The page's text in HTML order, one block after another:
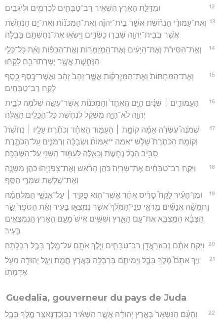
12 וּמִדַּלַּ֣ת הָאָ֔רֶץ הִשְׁאִ֖יר רַב־טַבָּחִ֑ים לְכֹֽרְמִ֖ים וּלְיֹגְבִֽים׃
13 וְאֶת־עַמּוּדֵ֨י הַנְּחֹ֜שֶׁת אֲשֶׁ֣ר בֵּית־יְהוָ֗ה וְֽאֶת־הַמְּכֹנ֞וֹת וְאֶת־יָ֧ם הַנְּחֹ֛שֶׁת
אֲשֶׁ֥ר בְּבֵית־יְהוָ֖ה שִׁבְּר֣וּ כַשְׂדִּ֑ים וַיִּשְׂא֥וּ אֶת־נְחֻשְׁתָּ֖ם בָּבֶֽלָה׃
14
וְאֶת־הַסִּירֹ֨ת וְאֶת־הַיָּעִ֜ים וְאֶת־הַֽמְזַמְּר֣וֹת וְאֶת־הַכַּפּ֗וֹת וְאֵ֨ת כָּל־כְּלֵ֧י
הַנְּחֹ֛שֶׁת אֲשֶׁ֥ר יְשָֽׁרְתוּ־בָ֖ם לָקָֽחוּ׃
15
וְאֶת־הַמַּחְתּוֹת֙ וְאֶת־הַמִּזְרָק֗וֹת אֲשֶׁ֤ר זָהָב֙ זָהָ֔ב וַאֲשֶׁר־כֶּ֖סֶף כָּ֑סֶף
לָקַ֖ח רַב־טַבָּחִֽים׃
16
הָעַמּוּדִ֣ים ׀ שְׁנַ֗יִם הַיָּ֤ם הָֽאֶחָד֙ וְהַמְּכֹנ֔וֹת אֲשֶׁר־עָשָׂ֥ה שְׁלֹמֹ֖ה לְבֵ֣ית
יְהוָ֑ה לֹא־הָיָ֣ה מִשְׁקָ֔ל לִנְחֹ֖שֶׁת כָּל־הַכֵּלִ֥ים הָאֵֽלֶּה׃
17
שְׁמֹנֶה֩ עֶשְׂרֵ֨ה אַמָּ֜ה קוֹמַ֣ת ׀ הָעַמּ֣וּד הָאֶחָ֗ד וְכֹתֶ֨רֶת עָלָ֥יו ׀ נְחֹשֶׁת֮
וְקוֹמַ֣ת הַכֹּתֶרֶת֮ שָׁלֹ֣שׁ *אמה **אַמּוֹת֒ וּשְׂבָכָ֨ה וְרִמֹּנִ֧ים עַֽל־הַכֹּתֶ֛רֶת
סָבִ֖יב הַכֹּ֣ל נְחֹ֑שֶׁת וְכָאֵ֛לֶּה לַֽעַמּ֥וּד הַשֵּׁנִ֖י עַל־הַשְּׂבָכָֽה׃
18
וַיִּקַּ֣ח רַב־טַבָּחִ֗ים אֶת־שְׂרָיָה֙ כֹּהֵ֣ן הָרֹ֔אשׁ וְאֶת־צְפַנְיָ֖הוּ כֹּהֵ֣ן מִשְׁנֶ֑ה
וְאֶת־שְׁלֹ֖שֶׁת שֹׁמְרֵ֥י הַסַּֽף׃
19
וּמִן־הָעִ֡יר לָקַח֩ סָרִ֨יס אֶחָ֜ד אֲ‍ֽשֶׁר־ה֥וּא פָקִ֣יד ׀ עַל־אַנְשֵׁ֣י הַמִּלְחָמָ֗ה
וַחֲמִשָּׁ֨ה אֲנָשִׁ֜ים מֵרֹאֵ֤י פְנֵֽי־הַמֶּ֙לֶךְ֙ אֲשֶׁ֣ר נִמְצְא֣וּ בָעִ֔יר וְאֵ֗ת הַסֹּפֵר֙ שַׂ֣ר
הַצָּבָ֔א הַמַּצְבִּ֖א אֶת־עַ֣ם הָאָ֑רֶץ וְשִׁשִּׁ֥ים אִישׁ֙ מֵעַ֣ם הָאָ֔רֶץ הַֽנִּמְצְאִ֖ים
בָּעִֽיר׃
20 וַיִּקַּ֣ח אֹתָ֔ם נְבוּזַרְאֲדָ֖ן רַב־טַבָּחִ֑ים וַיֹּ֧לֶךְ אֹתָ֛ם עַל־מֶ֥לֶךְ בָּבֶ֖ל רִבְלָֽתָה׃
21
וַיַּ֣ךְ אֹתָם֩ מֶ֨לֶךְ בָּבֶ֧ל וַיְמִיתֵ֛ם בְּרִבְלָ֖ה בְּאֶ֣רֶץ חֲמָ֑ת וַיִּ֥גֶל יְהוּדָ֖ה מֵעַ֥ל
אַדְמָתֽוֹ׃
Guedalia, gouverneur du pays de Juda
22
וְהָעָ֗ם הַנִּשְׁאָר֙ בְּאֶ֣רֶץ יְהוּדָ֔ה אֲשֶׁ֣ר הִשְׁאִ֔יר נְבֽוּכַדְנֶאצַּ֖ר מֶ֣לֶךְ בָּבֶ֑ל